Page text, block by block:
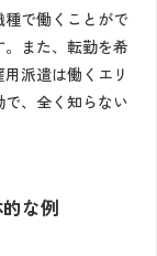
で働くことがで
また、転勤を希
派遣は働くエリ
、全く知らない
な例